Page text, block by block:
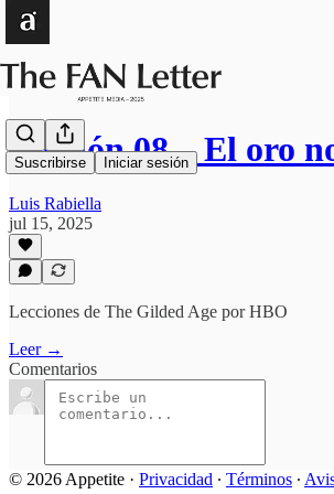
Suscribirse Iniciar sesión
Edición 08 – El oro
Luis Rabiella
jul 15, 2025
Lecciones de The Gilded Age por HBO
Leer →
Comentarios
© 2026 Appetite · Privacidad ∙ Términos ∙